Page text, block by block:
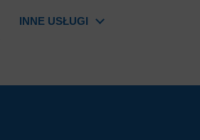
INNE USŁUGI